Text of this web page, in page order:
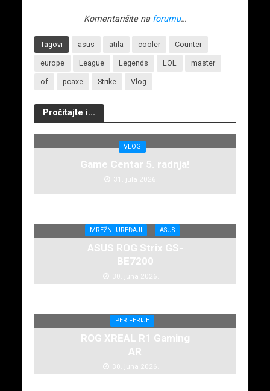
Komentarišite na forumu…
Tagovi asus atila cooler Counter
europe League Legends LOL master
of pcaxe Strike Vlog
Pročitajte i...
VLOG
Game Centar 5. radnja!
31. jula 2026.
MREŽNI UREĐAJI ASUS
ASUS ROG Strix GS-
BE7200
30. juna 2026.
PERIFERIJE
ROG XREAL R1 Gaming
AR
30. juna 2026.